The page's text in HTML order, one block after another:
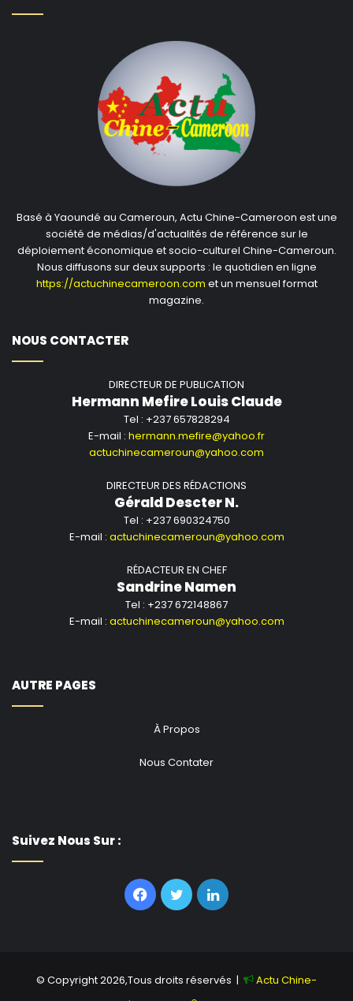
Basé à Yaoundé au Cameroun, Actu Chine-Cameroon est une
société de médias/d'actualités de référence sur le
déploiement économique et socio-culturel Chine-Cameroun.
Nous diffusons sur deux supports : le quotidien en ligne
https://actuchinecameroon.com et un mensuel format
magazine.
NOUS CONTACTER
DIRECTEUR DE PUBLICATION
Hermann Mefire Louis Claude
Tel : +237 657828294
E-mail : hermann.mefire@yahoo.fr
actuchinecameroun@yahoo.com
DIRECTEUR DES RÉDACTIONS
Gérald Descter N.
Tel : +237 690324750
E-mail : actuchinecameroun@yahoo.com
RÉDACTEUR EN CHEF
Sandrine Namen
Tel : +237 672148867
E-mail : actuchinecameroun@yahoo.com
AUTRE PAGES
À Propos
Nous Contater
Suivez Nous Sur :
Facebook
TwitterLinkedin
© Copyright 2026,Tous droits réservés |
Actu Chine-